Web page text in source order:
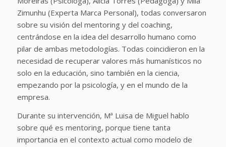
Zimunhu (Experta Marca Personal), todas conversaron
sobre su visión del mentoring y del coaching,
centrándose en la idea del desarrollo humano como
pilar de ambas metodologías. Todas coincidieron en la
necesidad de recuperar valores más humanísticos no
solo en la educación, sino también en la ciencia,
empezando por la psicología, y en el mundo de la
empresa.
Durante su intervención, Mª Luisa de Miguel hablo
sobre qué es mentoring, porque tiene tanta
importancia en el contexto actual como modelo de